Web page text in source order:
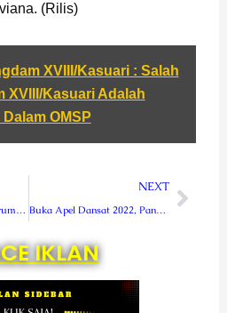
(Rilis)
XVIII/Kasuari : Salah
XVIII/Kasuari Adalah
OMSP
Safran Terpilih Pimpin Forum Wartawan KAHMI Bengkulu
NEXT
Buka Apel Dansat 2022, Pangdam Kasuari Tekankan Kesiapsiagaan Satuan Hadapi Situasi Genting
Next
IKLAN